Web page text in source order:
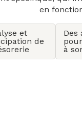
en
et
de
Des
à